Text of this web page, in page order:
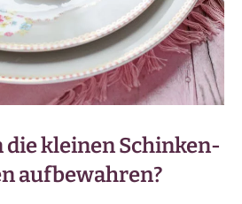
die kleinen Schinken-
aufbewahren?